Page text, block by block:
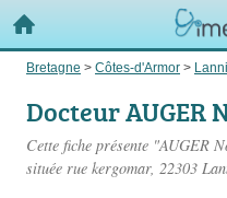
Bretagne > Côtes-d'Armor >
Docteur AUGER
Cette fiche présente "AUGER
située rue kergomar, 22303